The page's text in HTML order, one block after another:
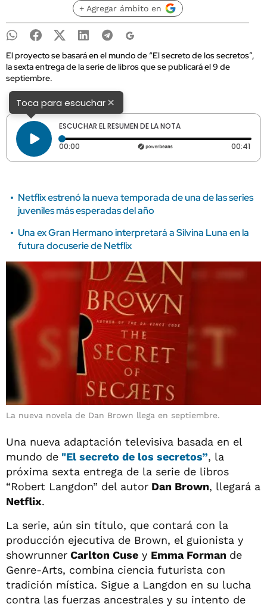
+ Agregar ámbito en
El proyecto se basará en el mundo de “El secreto de los secretos”,
la sexta entrega de la serie de libros que se publicará el 9 de
septiembre.
Toca para escuchar×
ESCUCHAR EL RESUMEN DE LA NOTA
00:00 Tiempo transcurrido: 0 segundos 00:41
Netflix estrenó la nueva temporada de una de las series
juveniles más esperadas del año
Una ex Gran Hermano interpretará a Silvina Luna en la
futura docuserie de Netflix
La nueva novela de Dan Brown llega en septiembre.
Una nueva adaptación televisiva basada en el
mundo de "El secreto de los secretos”, la
próxima sexta entrega de la serie de libros
“Robert Langdon” del autor Dan Brown, llegará a
Netflix.
La serie, aún sin título, que contará con la
producción ejecutiva de Brown, el guionista y
showrunner Carlton Cuse y Emma Forman de
Genre-Arts, combina ciencia futurista con
tradición mística. Sigue a Langdon en su lucha
contra las fuerzas ancestrales y su intento de